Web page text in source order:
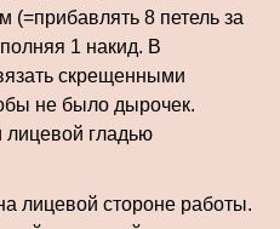
(=прибавлять 8 петель за
1 накид. В
скрещенными
не было дырочек.
лицевой гладью
лицевой стороне работы.